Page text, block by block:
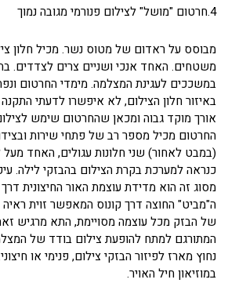
4.חרטום "מושל" לצילום פנורמי מגובה נמוך
מבוסס על ראדום של מטוס נשר. מכיל חלון
משטחים. האחד אנכי ושניים צרים לצדדים.
במשככים לעגינת המצלמה. מימדי החרטום
באיזור חלון הצילום, לא איפשרו לדעתי
אורך מוקד גבוה ומכאן שהחרטום שימש
החרטום מכיל מספר רב של פתחי שירות
(במבט לאחור) שני חלונות עגולים, האחד
כנראה למערכת בקרת הצילום בהבזקי לילה.
מסוג זה הוא מדידת עוצמת האור החיצונית
של הבזק מכל עוצמה מסויימת, התא מרגיש
המתורגם למתח להופעת צילום בודד של
נחוץ מארז לפיזור הבזקי צילום, פנימי או
במוזיאון חיל האויר.